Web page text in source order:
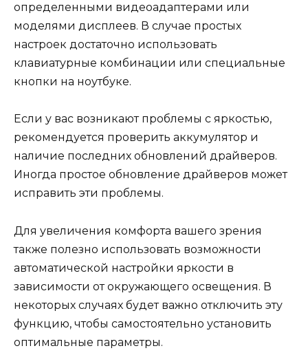
определенными видеоадаптерами или
моделями дисплеев. В случае простых
настроек достаточно использовать
клавиатурные комбинации или специальные
кнопки на ноутбуке.
Если у вас возникают проблемы с яркостью,
рекомендуется проверить аккумулятор и
наличие последних обновлений драйверов.
Иногда простое обновление драйверов может
исправить эти проблемы.
Для увеличения комфорта вашего зрения
также полезно использовать возможности
автоматической настройки яркости в
зависимости от окружающего освещения. В
некоторых случаях будет важно отключить эту
функцию, чтобы самостоятельно установить
оптимальные параметры.